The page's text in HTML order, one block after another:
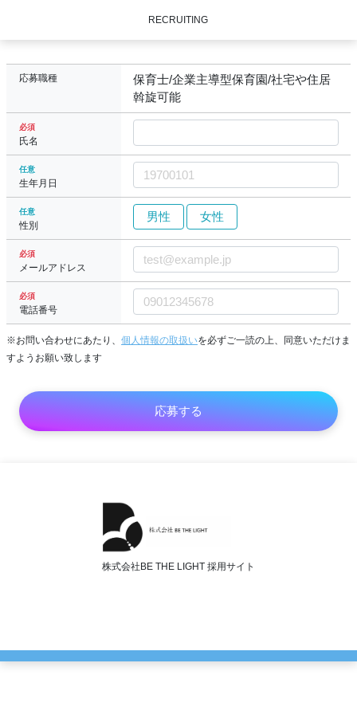
RECRUITING
応募職種
保育士/企業主導型保育園/社宅や住居
斡旋可能
必須
氏名
任意
生年月日
任意
性別
男性 女性
必須
メールアドレス
必須
電話番号
※お問い合わせにあたり、 個人情報の取扱いを必ずご一読の上、同意いただけま
すようお願い致します
株式会社BE THE LIGHT 採用サイト